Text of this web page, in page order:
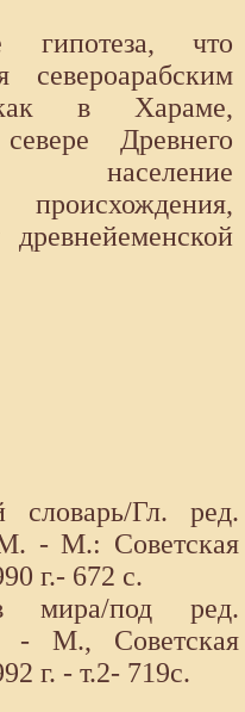
гипотеза, что
североарабским
в Хараме,
Древнего
словарь/Гл. ред.
- М.: Советская
г.- 672 с.
мира/под ред.
- М., Советская
г. - т.2- 719с.